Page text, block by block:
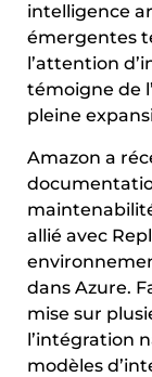
intelligence
émergentes
l’attention
témoigne de
pleine
Amazon a
allié avec
dans Azure.
mise sur
l’intégration
modèles